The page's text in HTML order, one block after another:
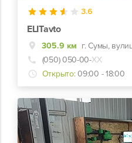
3.6
ELITavto
305.9 км
(050) 050-00-ХХ
Открыто: 09:00 - 18:00